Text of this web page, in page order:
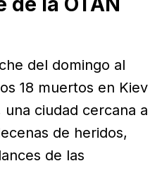
del domingo al
18 muertos en Kiev
ciudad cercana a
de heridos,
de las